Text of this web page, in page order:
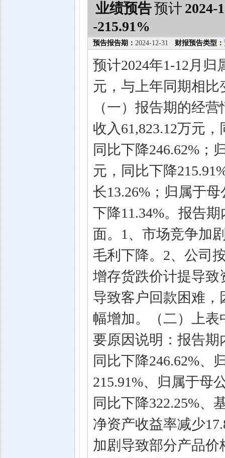
业绩预告预计 2024-
-215.91%
预告报告期： 2024-12-31 财报预告类型：
预计2024年1-12月归
元，与上年同期相比
（一）报告期的经
收入61,823.12万元
同比下降246.62%；
元，同比下降
长13.26%；归属于
下降11.34%。报告
面。1、市场竞争加
毛利下降。2、公司
增存货跌价计提导致
导致客户回款困难
幅增加。（二）上表
要原因说明：报告期
同比下降246.62%、
215.91%、归属于母
同比下降322.25%、
净资产收益率减少
加剧导致部分产品